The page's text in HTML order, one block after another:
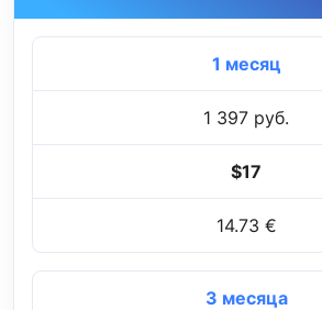
1 месяц
1 397 руб.
$17
14.73 €
3 месяца